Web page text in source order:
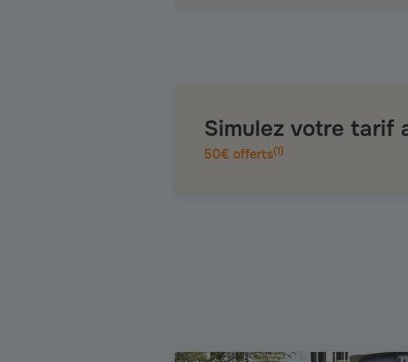
Simulez votre tarif
50€ offerts(1)